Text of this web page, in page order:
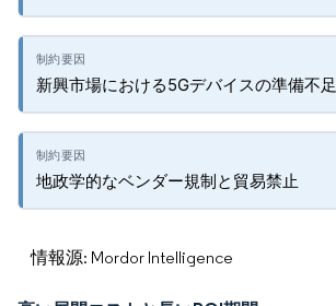
新興市場における5Gデバイスの準備不足
地政学的なベンダー規制と貿易禁止
情報源: Mordor Intelligence